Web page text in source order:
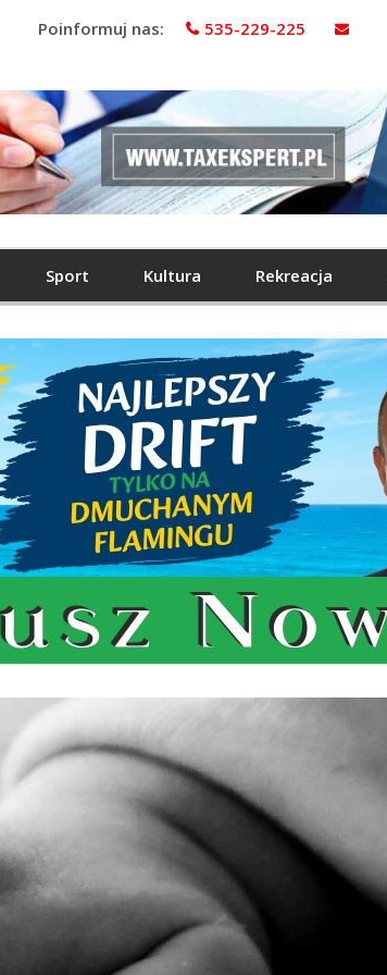
Poinformuj nas: 535-229-225
Sport Kultura Rekreacja